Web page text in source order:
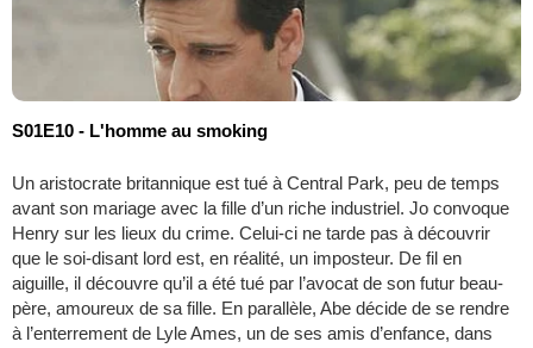
S01E10 - L'homme au smoking
Un aristocrate britannique est tué à Central Park, peu de temps
avant son mariage avec la fille d’un riche industriel. Jo convoque
Henry sur les lieux du crime. Celui-ci ne tarde pas à découvrir
que le soi-disant lord est, en réalité, un imposteur. De fil en
aiguille, il découvre qu’il a été tué par l’avocat de son futur beau-
père, amoureux de sa fille. En parallèle, Abe décide de se rendre
à l’enterrement de Lyle Ames, un de ses amis d’enfance, dans